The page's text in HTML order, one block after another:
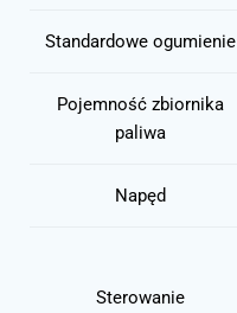
Standardowe ogumienie
Pojemność zbiornika
paliwa
Napęd
Sterowanie